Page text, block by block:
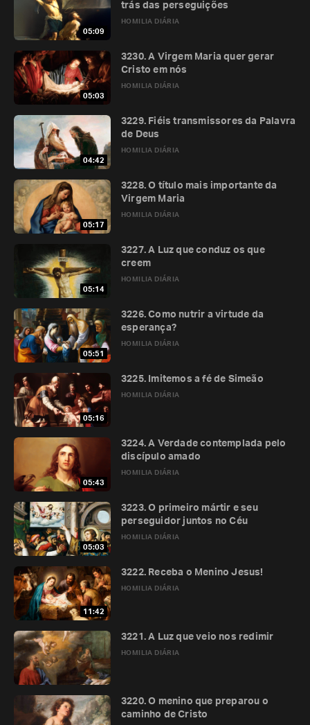
05:09
HOMILIA DIÁRIA
trás das perseguições
05:03
HOMILIA DIÁRIA
3230. A Virgem Maria quer gerar
Cristo em nós
04:42
HOMILIA DIÁRIA
3229. Fiéis transmissores da Palavra
de Deus
05:17
HOMILIA DIÁRIA
3228. O título mais importante da
Virgem Maria
05:14
HOMILIA DIÁRIA
3227. A Luz que conduz os que
creem
05:51
HOMILIA DIÁRIA
3226. Como nutrir a virtude da
esperança?
05:16
HOMILIA DIÁRIA
3225. Imitemos a fé de Simeão
05:43
HOMILIA DIÁRIA
3224. A Verdade contemplada pelo
discípulo amado
05:03
HOMILIA DIÁRIA
3223. O primeiro mártir e seu
perseguidor juntos no Céu
11:42
HOMILIA DIÁRIA
3222. Receba o Menino Jesus!
HOMILIA DIÁRIA
3221. A Luz que veio nos redimir
3220. O menino que preparou o
caminho de Cristo